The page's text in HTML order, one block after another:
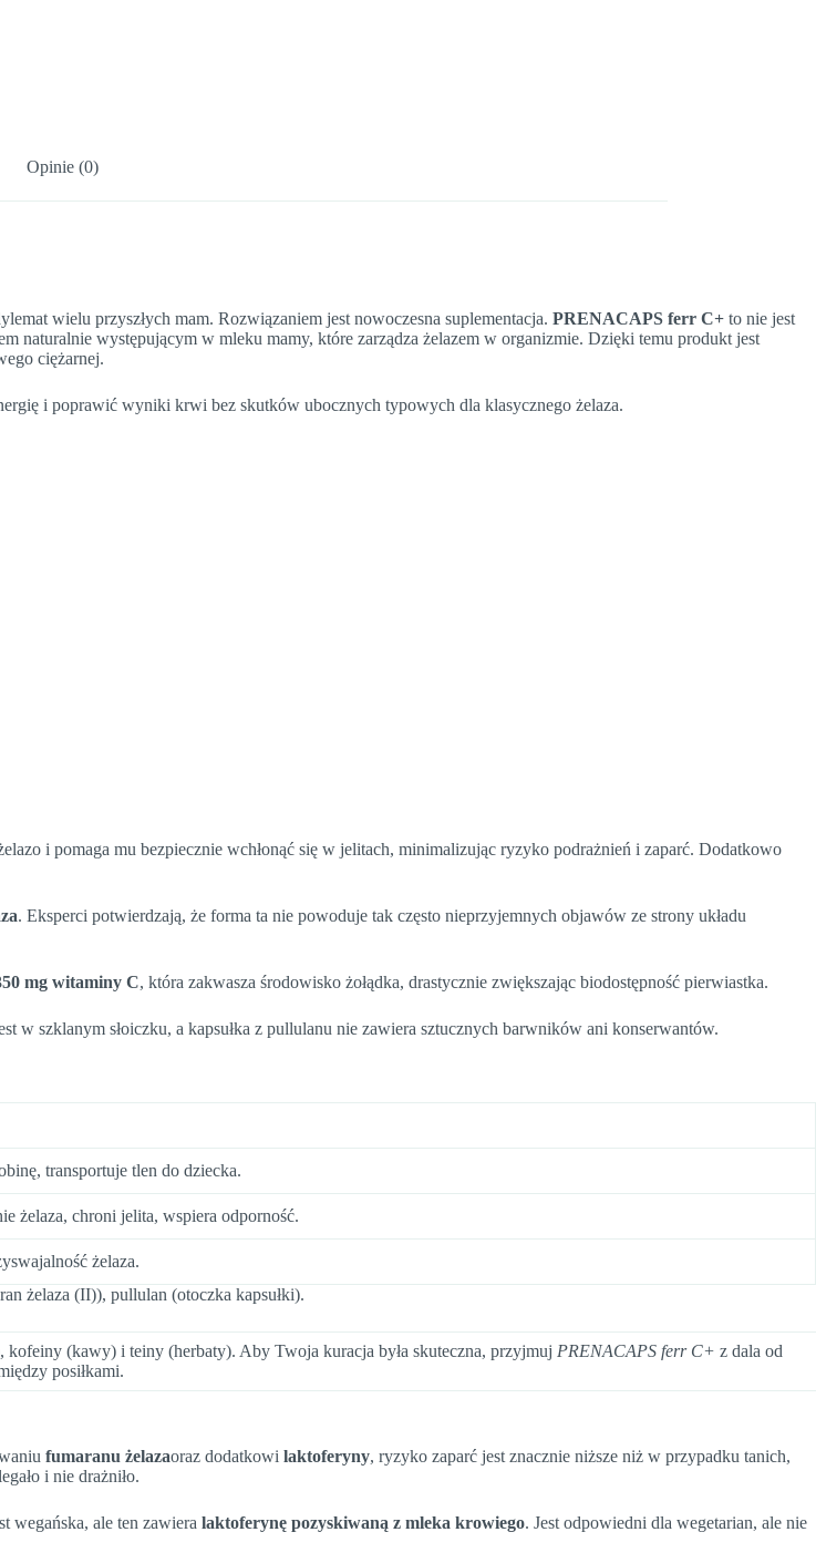
Opinie (0)
wielu przyszłych mam. Rozwiązaniem jest nowoczesna suplementacja. PRENACAPS ferr C+ to nie jest
naturalnie występującym w mleku mamy, które zarządza żelazem w organizmie. Dzięki temu produkt jest
ciężarnej.
i poprawić wyniki krwi bez skutków ubocznych typowych dla klasycznego żelaza.
i pomaga mu bezpiecznie wchłonąć się w jelitach, minimalizując ryzyko podrażnień i zaparć. Dodatkowo
. Eksperci potwierdzają, że forma ta nie powoduje tak często nieprzyjemnych objawów ze strony układu
mg witaminy C, która zakwasza środowisko żołądka, drastycznie zwiększając biodostępność pierwiastka.
w szklanym słoiczku, a kapsułka z pullulanu nie zawiera sztucznych barwników ani konserwantów.
transportuje tlen do dziecka.
żelaza, chroni jelita, wspiera odporność.
żelaza.
żelaza (II)), pullulan (otoczka kapsułki).
(kawy) i teiny (herbaty). Aby Twoja kuracja była skuteczna, przyjmuj PRENACAPS ferr C+ z dala od
posiłkami.
fumaranu żelazaoraz dodatkowi laktoferyny, ryzyko zaparć jest znacznie niższe niż w przypadku tanich,
i nie drażniło.
wegańska, ale ten zawiera laktoferynę pozyskiwaną z mleka krowiego. Jest odpowiedni dla wegetarian, ale nie